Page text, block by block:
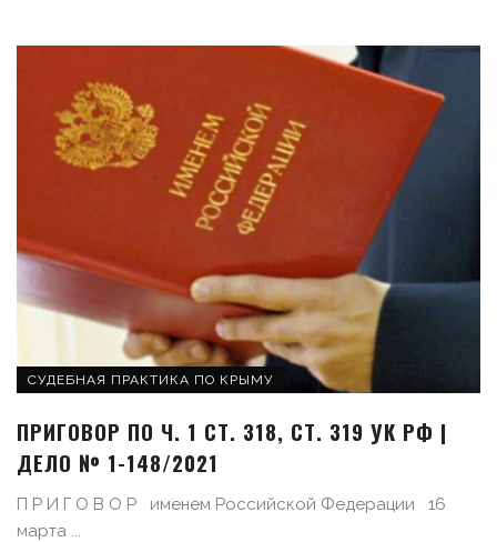
СУДЕБНАЯ ПРАКТИКА ПО КРЫМУ
ПРИГОВОР ПО Ч. 1 СТ. 318, СТ. 319 УК РФ |
ДЕЛО № 1-148/2021
П Р И Г О В О Р именем Российской Федерации 16
марта ...